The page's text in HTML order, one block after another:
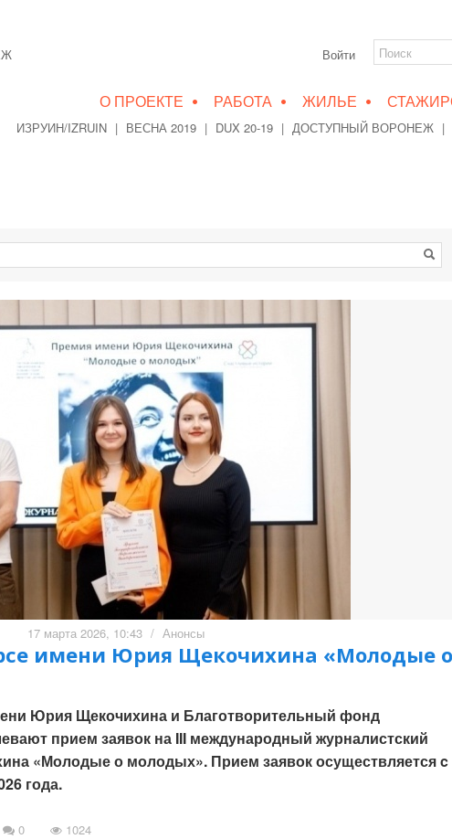
Войти
О ПРОЕКТЕ • РАБОТА • ЖИЛЬЕ •
ИЗРУИН/IZRUIN | ВЕСНА 2019 | DUX 20-19 | ДОСТУПНЫЙ ВОРОНЕЖ |
17 марта 2026, 10:43 / Анонсы
имени Юрия Щекочихина «Молодые о
Юрия Щекочихина и Благотворительный фонд
прием заявок на III международный журналистский
«Молодые о молодых». Прием заявок осуществляется c
года.
0 1024